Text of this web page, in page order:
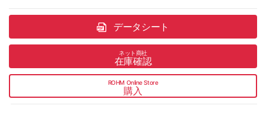
データシート
ネット商社
在庫確認
ROHM Online Store
購入